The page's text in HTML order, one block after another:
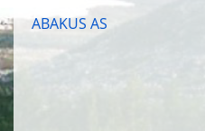
ABAKUS AS